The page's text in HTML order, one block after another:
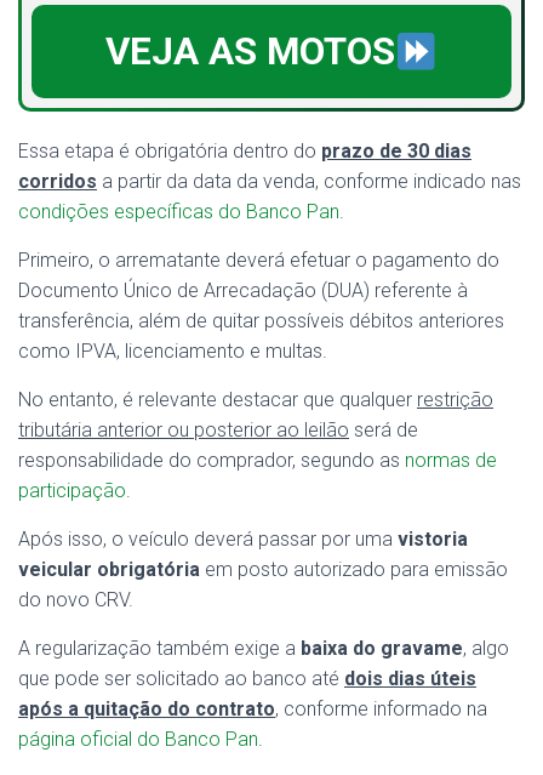
VEJA AS MOTOS
Essa etapa é obrigatória dentro do prazo de 30 dias
corridos a partir da data da venda, conforme indicado nas
condições específicas do Banco Pan.
Primeiro, o arrematante deverá efetuar o pagamento do
Documento Único de Arrecadação (DUA) referente à
transferência, além de quitar possíveis débitos anteriores
como IPVA, licenciamento e multas.
No entanto, é relevante destacar que qualquer restrição
tributária anterior ou posterior ao leilão será de
responsabilidade do comprador, segundo as normas de
participação.
Após isso, o veículo deverá passar por uma vistoria
veicular obrigatória em posto autorizado para emissão
do novo CRV.
A regularização também exige a baixa do gravame, algo
que pode ser solicitado ao banco até dois dias úteis
após a quitação do contrato, conforme informado na
página oficial do Banco Pan.